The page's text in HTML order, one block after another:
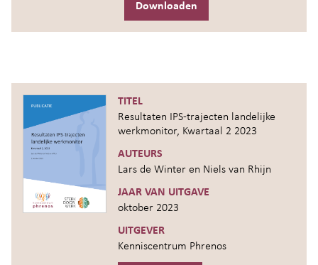
Downloaden
TITEL
Resultaten IPS-trajecten landelijke
werkmonitor, Kwartaal 2 2023
AUTEURS
Lars de Winter en Niels van Rhijn
JAAR VAN UITGAVE
oktober 2023
UITGEVER
Kenniscentrum Phrenos